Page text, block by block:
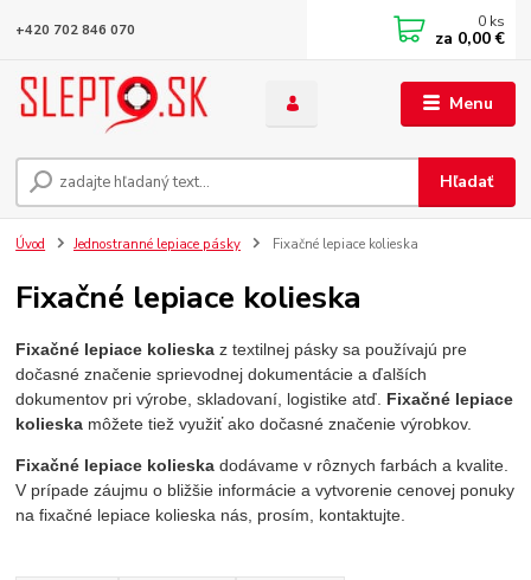
Menu
Hľadať
+420 702 846 070 0 ks
za 0,00 €
Úvod Jednostranné lepiace pásky Fixačné lepiace kolieska
Fixačné lepiace kolieska
Fixačné lepiace kolieska z textilnej pásky sa používajú pre
dočasné značenie sprievodnej dokumentácie a ďalších
dokumentov pri výrobe, skladovaní, logistike atď. Fixačné lepiace
kolieska môžete tiež využiť ako dočasné značenie výrobkov.
Fixačné lepiace kolieska dodávame v rôznych farbách a kvalite.
V prípade záujmu o bližšie informácie a vytvorenie cenovej ponuky
na fixačné lepiace kolieska nás, prosím, kontaktujte.